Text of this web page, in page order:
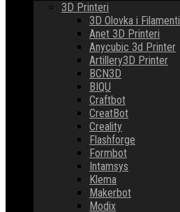
3D Printeri
3D Olovka i Filamenti
Anet 3D Printeri
Anycubic 3d Printer
Artillery3D Printer
BCN3D
BIQU
Craftbot
CreatBot
Creality
Flashforge
Formbot
Intamsys
Klema
Makerbot
Modix